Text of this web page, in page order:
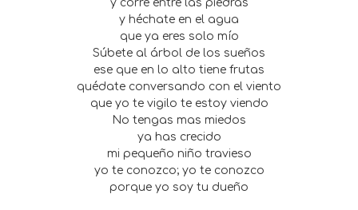
y corre entre las piedras
y héchate en el agua
que ya eres solo mío
Súbete al árbol de los sueños
ese que en lo alto tiene frutas
quédate conversando con el viento
que yo te vigilo te estoy viendo
No tengas mas miedos
ya has crecido
mi pequeño niño travieso
yo te conozco; yo te conozco
porque yo soy tu dueño